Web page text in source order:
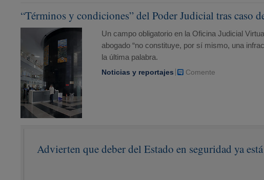
“Términos y condiciones” del Poder Judicial tras caso
Un campo obligatorio en la Oficina Judicial
abogado “no constituye, por sí mismo, una
la última palabra.
Noticias y reportajes Comente
Advierten que deber del Estado en seguridad ya